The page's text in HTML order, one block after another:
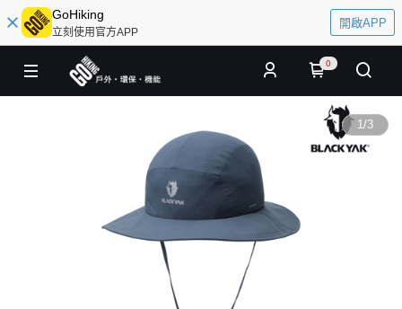
GoHiking
立刻使用官方APP
開啟APP
0
1/3